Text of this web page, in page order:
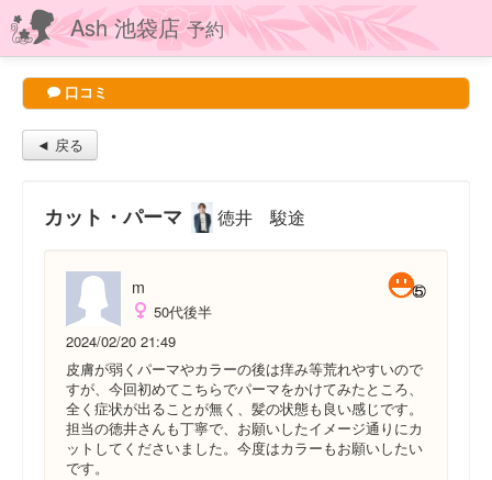
Ash 池袋店予約
口コミ
◄ 戻る
カット・パーマ 徳井 駿途
m
50代後半
2024/02/20 21:49
皮膚が弱くパーマやカラーの後は痒み等荒れやすいので
すが、今回初めてこちらでパーマをかけてみたところ、
全く症状が出ることが無く、髪の状態も良い感じです。
担当の徳井さんも丁寧で、お願いしたイメージ通りにカ
ットしてくださいました。今度はカラーもお願いしたい
です。